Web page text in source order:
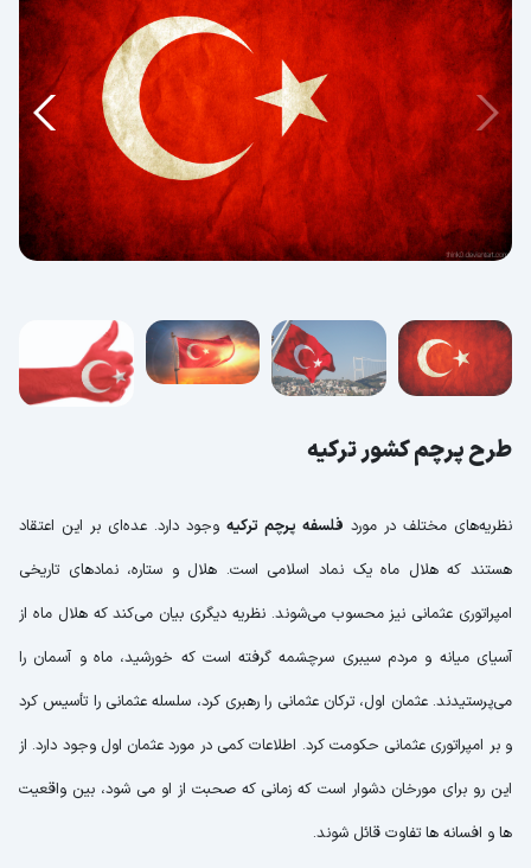
طرح پرچم کشور ترکیه
نظریه‌های مختلف در مورد فلسفه پرچم ترکیه وجود دارد. عده‌ای بر این اعتقاد
هستند که هلال ماه یک نماد اسلامی است. هلال و ستاره، نمادهای تاریخی
امپراتوری عثمانی نیز محسوب می‌شوند. نظریه دیگری بیان می‌کند که هلال ماه از
آسیای میانه و مردم سیبری سرچشمه گرفته است که خورشید، ماه و آسمان را
می‌پرستیدند. عثمان اول، ترکان عثمانی را رهبری کرد، سلسله عثمانی را تأسیس کرد
و بر امپراتوری عثمانی حکومت کرد. اطلاعات کمی در مورد عثمان اول وجود دارد. از
این رو برای مورخان دشوار است که زمانی که صحبت از او می شود، بین واقعیت
ها و افسانه ها تفاوت قائل شوند.